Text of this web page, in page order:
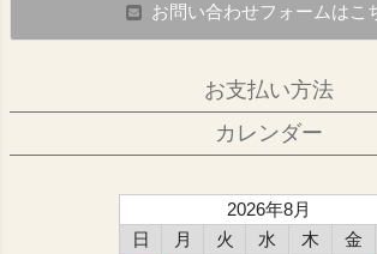
お問い合わせフォームはこ
お支払い方法
カレンダー
2026年8月
日
月 火 水 木 金